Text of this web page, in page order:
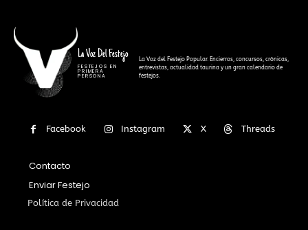
La Voz Del Festejo
FESTEJOS EN
PRIMERA
PERSONA
La Voz del Festejo Popular. Encierros, concursos, crónicas,
entrevistas, actualidad taurina y un gran calendario de
festejos.
Facebook Instagram X Threads
Contacto
Enviar Festejo
Política de Privacidad